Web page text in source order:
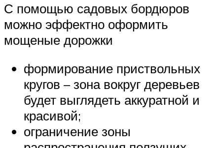
С помощью садовых бордюров
можно эффектно оформить
мощеные дорожки
формирование приствольных
кругов – зона вокруг деревьев
будет выглядеть аккуратной и
красивой;
ограничение зоны